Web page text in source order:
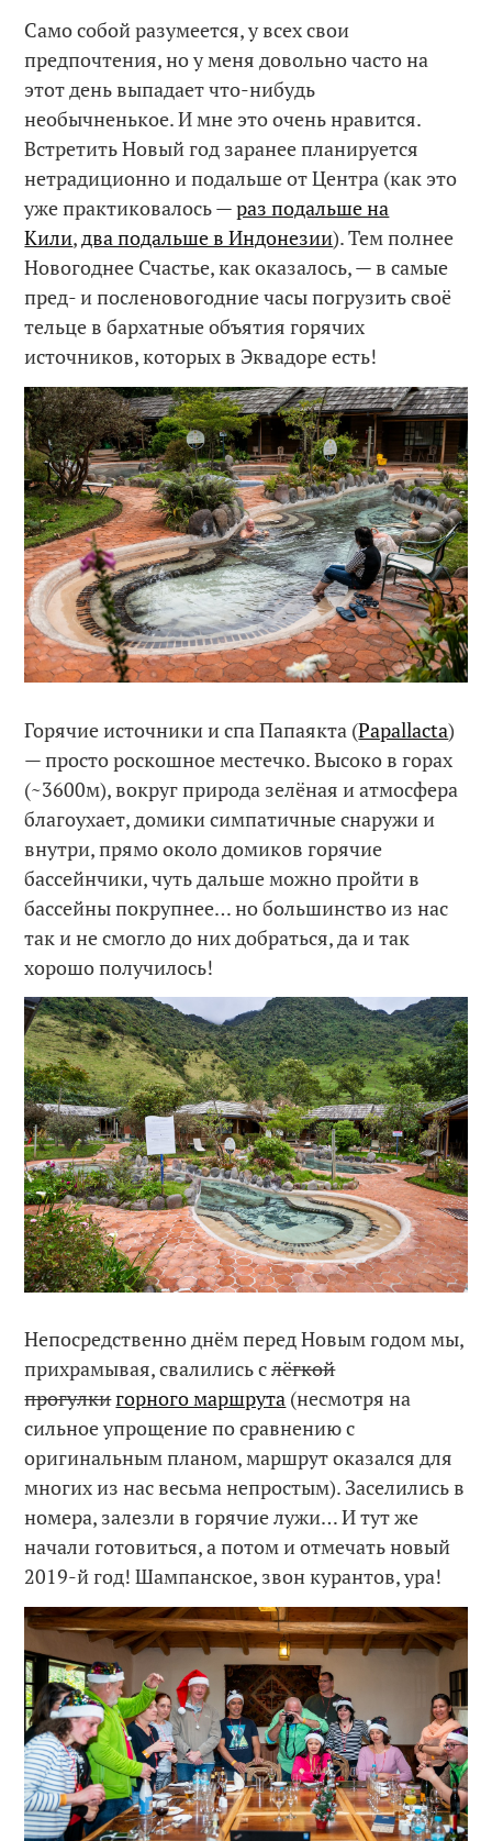
Само собой разумеется, у всех свои
предпочтения, но у меня довольно часто на
этот день выпадает что-нибудь
необычненькое. И мне это очень нравится.
Встретить Новый год заранее планируется
нетрадиционно и подальше от Центра (как это
уже практиковалось —раз подальше на
Кили,два подальше в Индонезии). Тем полнее
Новогоднее Счастье, как оказалось, — в самые
пред- и посленовогодние часы погрузить своё
тельце в бархатные объятия горячих
источников, которых в Эквадоре есть!
Горячие источники и спа Папаякта (Papallacta)
— просто роскошное местечко. Высоко в горах
(~3600м), вокруг природа зелёная и атмосфера
благоухает, домики симпатичные снаружи и
внутри, прямо около домиков горячие
бассейнчики, чуть дальше можно пройти в
бассейны покрупнее… но большинство из нас
так и не смогло до них добраться, да и так
хорошо получилось!
Непосредственно днём перед Новым годом мы,
прихрамывая, свалились слёгкой
прогулкигорного маршрута (несмотря на
сильное упрощение по сравнению с
оригинальным планом, маршрут оказался для
многих из нас весьма непростым). Заселились в
номера, залезли в горячие лужи… И тут же
начали готовиться, а потом и отмечать новый
2019-й год! Шампанское, звон курантов, ура!